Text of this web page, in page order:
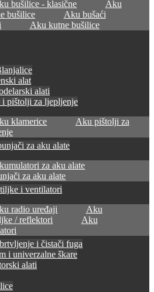
bušilice - klasične
Aku
bušilice
Aku bušaći
Aku kutne bušilice
alat
alati
pištolji za ljepljenje
klamerice
Aku pištolji za
za aku alate
za aku alate
za aku alate
i ventilatori
radio uređaji
Aku
/ reflektori
Aku
i čistači fuga
i univerzalne škare
alati